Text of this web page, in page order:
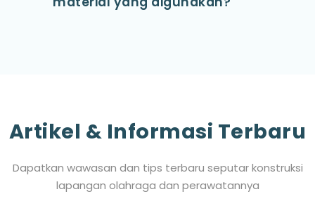
Artikel & Informasi Terbaru
Dapatkan wawasan dan tips terbaru seputar konstruksi
lapangan olahraga dan perawatannya